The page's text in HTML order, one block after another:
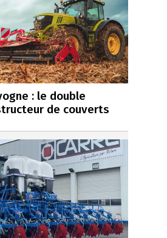
: le double
de couverts